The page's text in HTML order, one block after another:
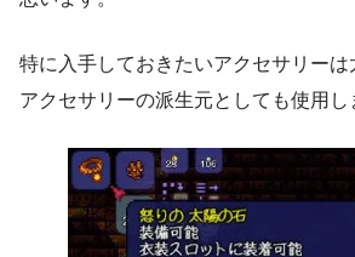
特に入手しておきたいアクセサリー
アクセサリーの派生元としても使用し